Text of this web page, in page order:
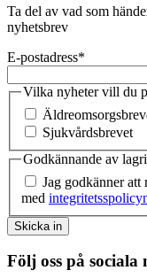
Ta del av vad som
nyhetsbrev
E-postadress*
Vilka nyheter vill du
Sjukvårdsbrevet
Godkännande av
Jag godkänner
med
Skicka in
Följ oss på sociala